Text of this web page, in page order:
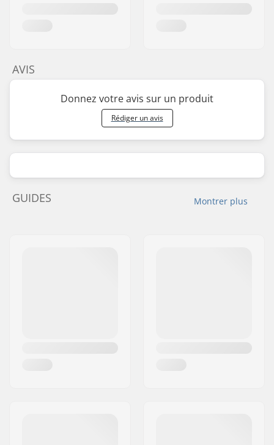
AVIS
Donnez votre avis sur un produit
Rédiger un avis
Montrer plus
GUIDES